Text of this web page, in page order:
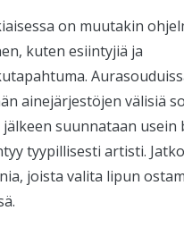
on muutakin
kuten esiintyjiä ja
ainejärjestöjen välisiä
suunnataan usein
tyypillisesti artisti.
joista valita lipun